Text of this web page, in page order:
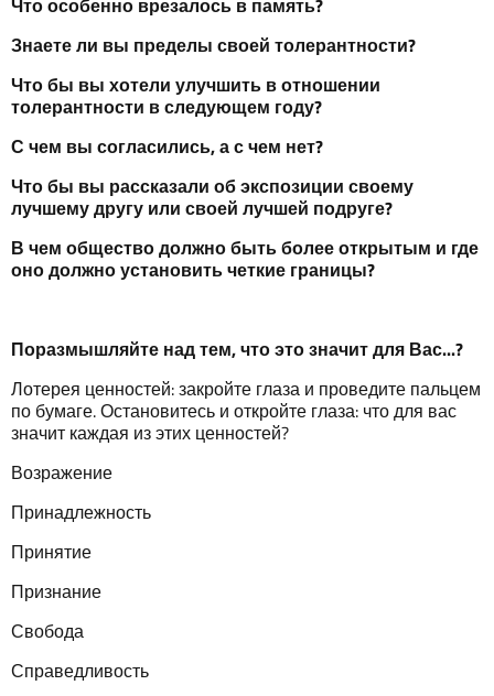
Чтоособенно врезалось в память?
Знаетели вы пределы своей толерантности?
Чтобы вы хотели улучшить вотношении
толерантности вследующем году?
С чем вы согласились,асчем нет?
Чтобы вы рассказали обэкспозиции своему
лучшемудругу или своей лучшей подруге?
В чем обществодолжнобытьболееоткрытым и где
онодолжноустановитьчеткие границы?
Поразмышляйте надтем,чтоэтозначитдля Вас...?
Лотерея ценностей: закройте глаза и проведите пальцем
по бумаге. Остановитесь и откройте глаза: что для вас
значит каждая из этих ценностей?
Возражение
Принадлежность
Принятие
Признание
Свобода
Справедливость